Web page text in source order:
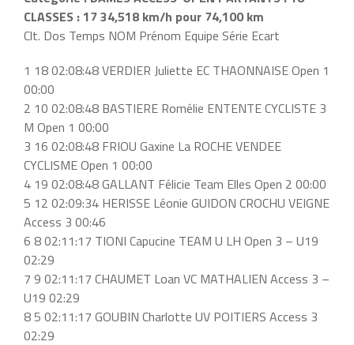
CLASSES : 17 34,518 km/h pour 74,100 km
Clt. Dos Temps NOM Prénom Equipe Série Ecart
1 18 02:08:48 VERDIER Juliette EC THAONNAISE Open 1
00:00
2 10 02:08:48 BASTIERE Romélie ENTENTE CYCLISTE 3
M Open 1 00:00
3 16 02:08:48 FRIOU Gaxine La ROCHE VENDEE
CYCLISME Open 1 00:00
4 19 02:08:48 GALLANT Félicie Team Elles Open 2 00:00
5 12 02:09:34 HERISSE Léonie GUIDON CROCHU VEIGNE
Access 3 00:46
6 8 02:11:17 TIONI Capucine TEAM U LH Open 3 – U19
02:29
7 9 02:11:17 CHAUMET Loan VC MATHALIEN Access 3 –
U19 02:29
8 5 02:11:17 GOUBIN Charlotte UV POITIERS Access 3
02:29